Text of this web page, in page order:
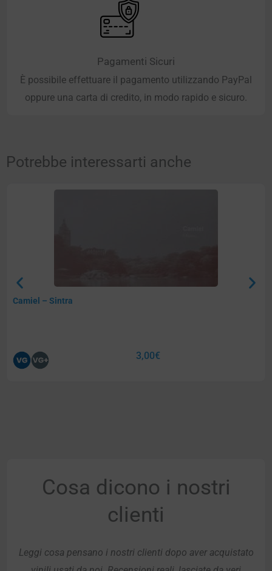
Pagamenti Sicuri
È possibile effettuare il pagamento utilizzando PayPal
oppure una carta di credito, in modo rapido e sicuro.
Potrebbe interessarti anche
Camiel – Sintra
3,00€
Cosa dicono i nostri
clienti
Leggi cosa pensano i nostri clienti dopo aver acquistato